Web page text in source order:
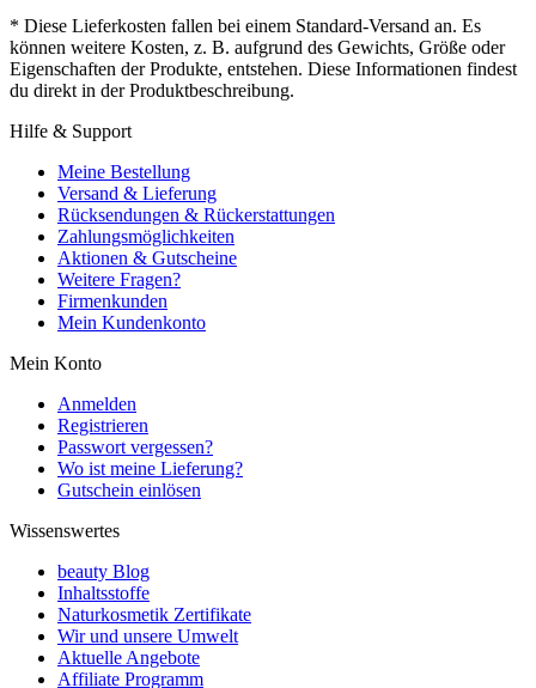
* Diese Lieferkosten fallen bei einem Standard-Versand an. Es
können weitere Kosten, z. B. aufgrund des Gewichts, Größe oder
Eigenschaften der Produkte, entstehen. Diese Informationen findest
du direkt in der Produktbeschreibung.
Hilfe & Support
Meine Bestellung
Versand & Lieferung
Rücksendungen & Rückerstattungen
Zahlungsmöglichkeiten
Aktionen & Gutscheine
Weitere Fragen?
Firmenkunden
Mein Kundenkonto
Mein Konto
Anmelden
Registrieren
Passwort vergessen?
Wo ist meine Lieferung?
Gutschein einlösen
Wissenswertes
beauty Blog
Inhaltsstoffe
Naturkosmetik Zertifikate
Wir und unsere Umwelt
Aktuelle Angebote
Affiliate Programm